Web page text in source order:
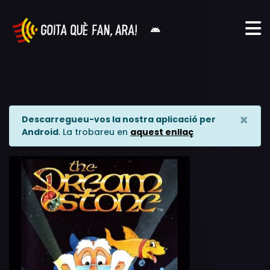
Descarregueu-vos la nostra aplicació per
Android. La trobareu en aquest enllaç
×